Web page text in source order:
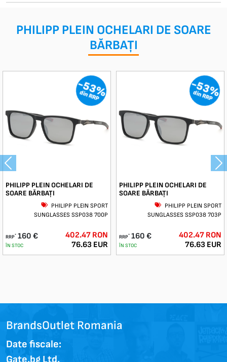
PHILIPP PLEIN OCHELARI DE SOARE
BĂRBAȚI
-53%
din RRP
PHILIPP PLEIN OCHELARI DE
SOARE BĂRBAȚI
PHILIPP PLEIN SPORT
SUNGLASSES SSP038 700P
RRP* 160 €
ÎN STOC
402.47 RON
76.63 EUR
-53%
din RRP
PHILIPP PLEIN OCHELARI DE
SOARE BĂRBAȚI
PHILIPP PLEIN SPORT
SUNGLASSES SSP038 703P
RRP* 160 €
ÎN STOC
402.47 RON
76.63 EUR
Previous
BrandsOutlet Romania
Date fiscale:
Gate.bg Ltd.